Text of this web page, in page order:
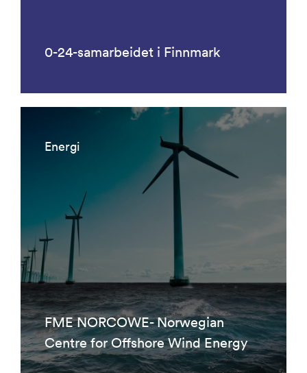
0-24-samarbeidet i Finnmark
Energi
FME NORCOWE- Norwegian
Centre for Offshore Wind Energy